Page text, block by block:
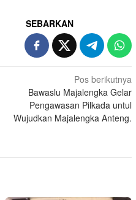
SEBARKAN
Pos berikutnya
Bawaslu Majalengka Gelar
Pengawasan Pilkada untul
Wujudkan Majalengka Anteng.